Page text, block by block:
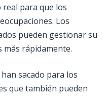
para que los
Los
pueden gestionar su
más rápidamente.
sacado para los
que también pueden